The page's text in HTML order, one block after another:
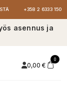
+358 2 6333 150
asennus ja
0,00 €
0